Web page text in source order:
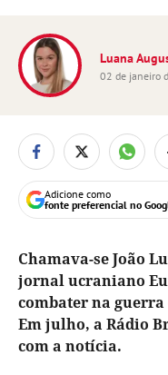
Luana
02 de janeiro
Adicione como
fonte preferencial no
Chamava-se João
jornal ucraniano
combater na guerra
Em julho, a Rádio
com a notícia.